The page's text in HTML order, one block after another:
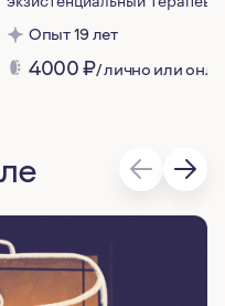
Опыт 19 лет
4000₽/ лично или